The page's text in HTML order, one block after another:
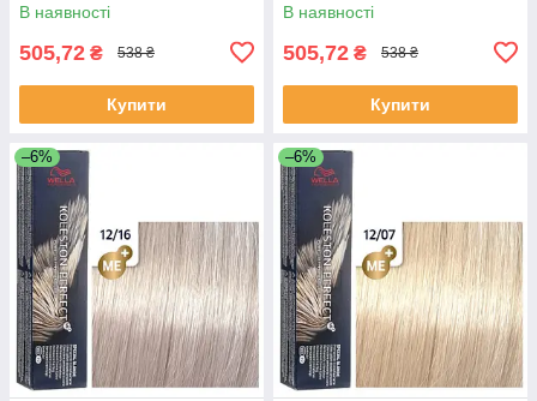
В наявності
505,72 ₴ 538 ₴
Купити
В наявності
505,72 ₴ 538 ₴
Купити
–6% –6%